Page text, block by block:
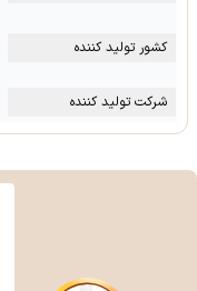
کشور تولید کننده
شرکت تولید کننده